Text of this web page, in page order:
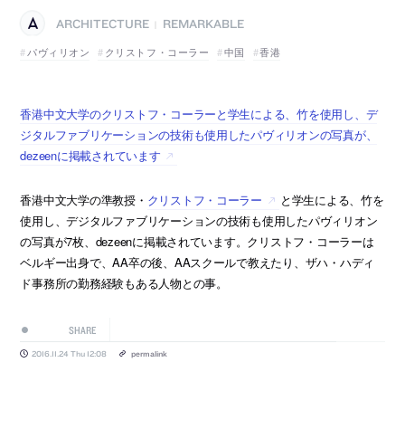
ARCHITECTURE
REMARKABLE
パヴィリオン
クリストフ・コーラー 中国 香港
香港中文大学のクリストフ・コーラーと学生による、竹を使用し、デ
ジタルファブリケーションの技術も使用したパヴィリオンの写真が、
dezeenに掲載されています
香港中文大学の準教授・ クリストフ・コーラー
と学生による、竹を
使用し、デジタルファブリケーションの技術も使用したパヴィリオン
の写真が7枚、dezeenに掲載されています。クリストフ・コーラーは
ベルギー出身で、AA卒の後、AAスクールで教えたり、ザハ・ハディ
ド事務所の勤務経験もある人物との事。
SHARE
2016.11.24 Thu 12:08 permalink